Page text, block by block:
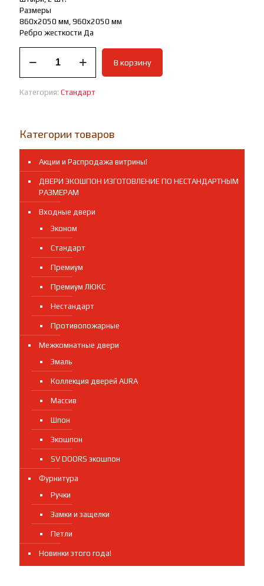
Размеры
860х2050 мм, 960х2050 мм
Ребро жесткости Да
товара
СТАНДАРТ
черный
В корзину
Категория: Стандарт
Категории товаров
Акции и Распродажа витрины!
ДВЕРИ ЭКОШПОН ИЗГОТОВЛЕНИЕ ПО НЕСТАНДАРТНЫМ
РАЗМЕРАМ
Входные двери
Эконом
Стандарт
Премиум
Премиум ЛЮКС
Нестандарт
Противопожарные
Межкомнатные двери
Эмаль
Коллекция дверей AURA
Массив
Шпон
Экошпон
SV DOORS экошпон
Фурнитура
Ручки
Замки и защелки
Петли
Новинки этого года!